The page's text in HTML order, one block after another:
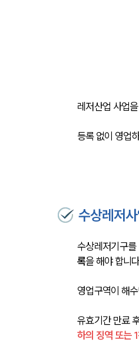
레저산업 사업
등록 없이 영업
수상레저
수상레저기구
록을 해야 합니
영업구역이 해
유효기간 만료
하의 징역 또는